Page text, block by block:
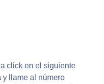
click en el siguiente
y llame al número